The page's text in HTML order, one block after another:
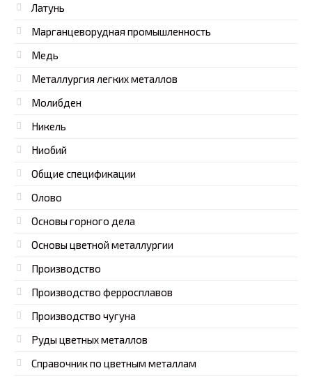
Латунь
Марганцеворудная промышленность
Медь
Металлургия легких металлов
Молибден
Никель
Ниобий
Общие спецификации
Олово
Основы горного дела
Основы цветной металлургии
Производство
Производство ферросплавов
Производство чугуна
Руды цветных металлов
Справочник по цветным металлам